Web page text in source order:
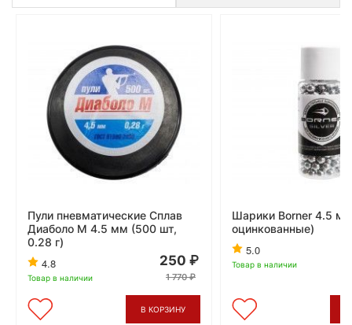
Пули пневматические Сплав
Диаболо М 4.5 мм (500 шт,
0.28 г)
4.8
Товар в наличии
250
1 770
В КОРЗИНУ
Шарики Borner 4.5
оцинкованные)
5.0
Товар в наличии